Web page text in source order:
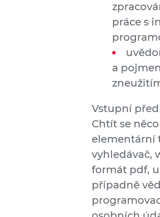
práce s
a
Vstupní
Chtít se
elementární
vyhledávač,
formát pdf,
případně